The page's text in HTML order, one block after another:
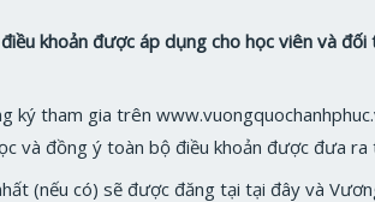
khoản được áp dụng cho học viên và
ký tham gia trên
và đồng ý toàn bộ điều khoản được đưa
(nếu có) sẽ được đăng tại tại đây và